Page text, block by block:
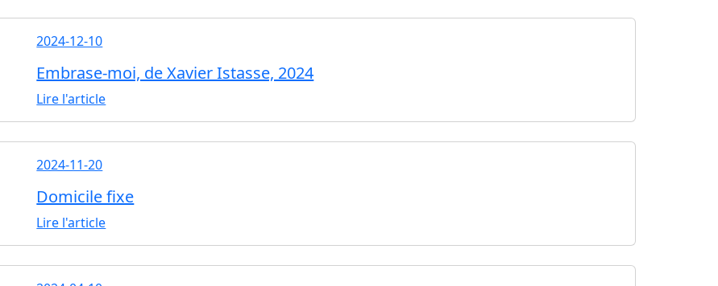
2024-12-10
Embrase-moi, de Xavier Istasse, 2024
Lire l'article
2024-11-20
Domicile fixe
Lire l'article